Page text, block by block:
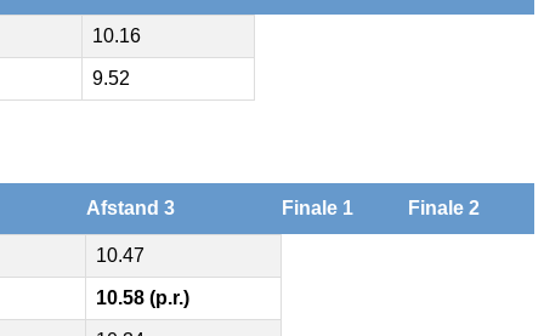
10.16
9.52
Afstand 3 Finale 1 Finale 2
10.47
10.58 (p.r.)